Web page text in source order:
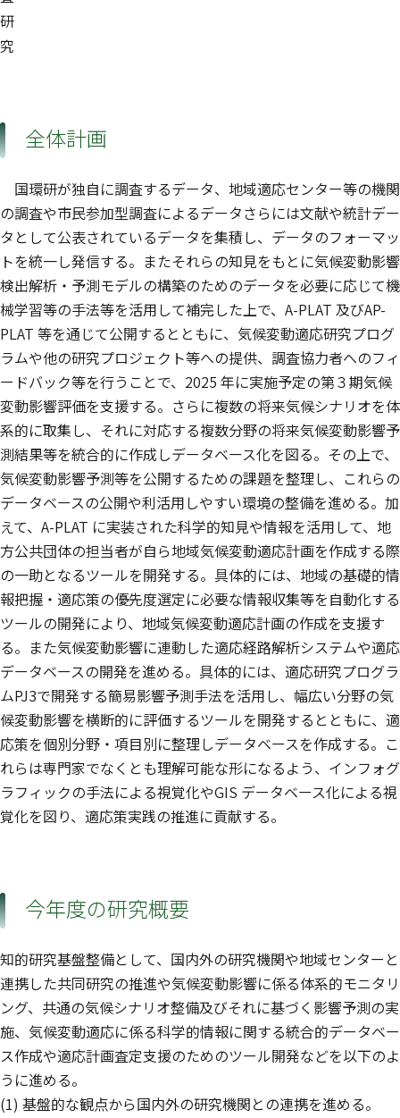
研
究
全体計画
国環研が独自に調査するデータ、地域適応センター等の機関
の調査や市民参加型調査によるデータさらには文献や統計デー
タとして公表されているデータを集積し、データのフォーマッ
トを統一し発信する。またそれらの知見をもとに気候変動影響
検出解析・予測モデルの構築のためのデータを必要に応じて機
械学習等の手法等を活用して補完した上で、A-PLAT 及びAP-
PLAT 等を通じて公開するとともに、気候変動適応研究プログ
ラムや他の研究プロジェクト等への提供、調査協力者へのフィ
ードバック等を行うことで、2025 年に実施予定の第３期気候
変動影響評価を支援する。さらに複数の将来気候シナリオを体
系的に取集し、それに対応する複数分野の将来気候変動影響予
測結果等を統合的に作成しデータベース化を図る。その上で、
気候変動影響予測等を公開するための課題を整理し、これらの
データベースの公開や利活用しやすい環境の整備を進める。加
えて、A-PLAT に実装された科学的知見や情報を活用して、地
方公共団体の担当者が自ら地域気候変動適応計画を作成する際
の一助となるツールを開発する。具体的には、地域の基礎的情
報把握・適応策の優先度選定に必要な情報収集等を自動化する
ツールの開発により、地域気候変動適応計画の作成を支援す
る。また気候変動影響に連動した適応経路解析システムや適応
データベースの開発を進める。具体的には、適応研究プログラ
ムPJ3で開発する簡易影響予測手法を活用し、幅広い分野の気
候変動影響を横断的に評価するツールを開発するとともに、適
応策を個別分野・項目別に整理しデータベースを作成する。こ
れらは専門家でなくとも理解可能な形になるよう、インフォグ
ラフィックの手法による視覚化やGIS データベース化による視
覚化を図り、適応策実践の推進に貢献する。
今年度の研究概要
知的研究基盤整備として、国内外の研究機関や地域センターと
連携した共同研究の推進や気候変動影響に係る体系的モニタリ
ング、共通の気候シナリオ整備及びそれに基づく影響予測の実
施、気候変動適応に係る科学的情報に関する統合的データベー
ス作成や適応計画査定支援のためのツール開発などを以下のよ
うに進める。
(1) 基盤的な観点から国内外の研究機関との連携を進める。